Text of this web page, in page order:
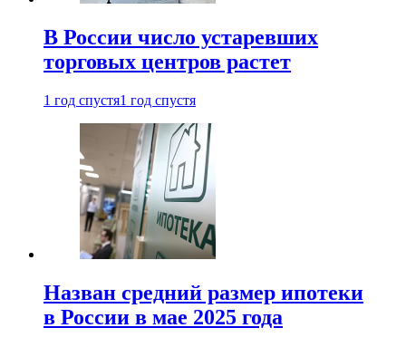
В России число устаревших
торговых центров растет
1 год спустя1 год спустя
Назван средний размер ипотеки
в России в мае 2025 года